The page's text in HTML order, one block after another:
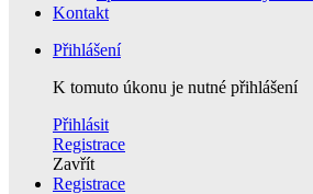
Kontakt
Přihlášení
K tomuto úkonu je nutné přihlášení
Přihlásit
Registrace
Zavřít
Registrace